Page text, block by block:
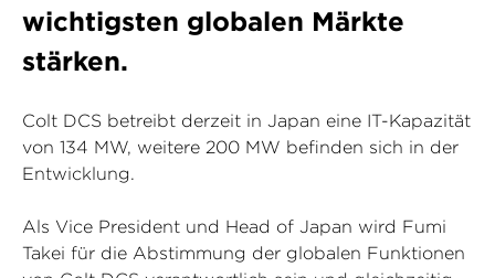
wichtigsten globalen Märkte
stärken.
Colt DCS betreibt derzeit in Japan eine IT-Kapazität
von 134 MW, weitere 200 MW befinden sich in der
Entwicklung.
Als Vice President und Head of Japan wird Fumi
Takei für die Abstimmung der globalen Funktionen